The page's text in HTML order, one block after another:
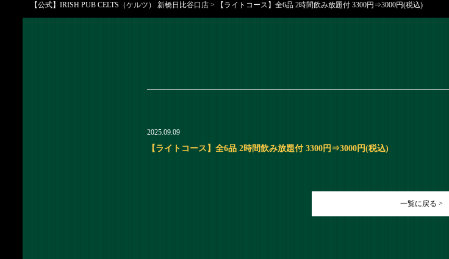
【公式】IRISH PUB CELTS（ケルツ） 新橋日比谷口店 > 【ライトコース】全6品 2時間飲み放題付 3300円⇒3000円(税込)
2025.09.09
【ライトコース】全6品 2時間飲み放題付 3300円⇒3000円(税込)
一覧に戻る >